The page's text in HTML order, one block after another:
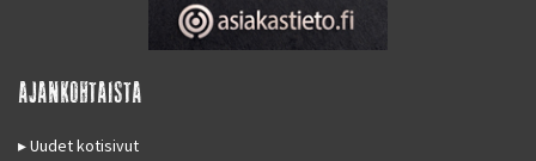
AJANKOHTAISTA
Uudet kotisivut